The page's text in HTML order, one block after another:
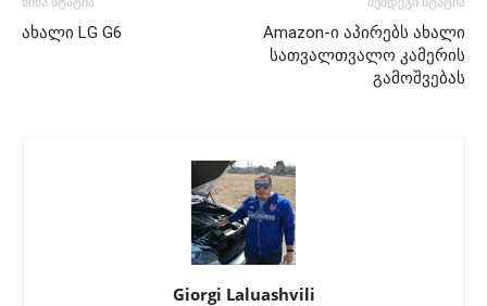
ახალი LG G6
Amazon-ი აპირებს ახალი
სათვალთვალო კამერის
გამოშვებას
Giorgi Laluashvili